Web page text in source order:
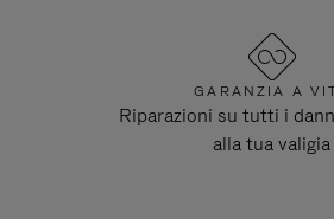
GARANZIA A
Riparazioni su tutti i
alla tua valigia